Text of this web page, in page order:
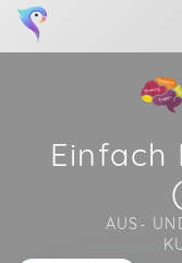
Einfach
AUS-